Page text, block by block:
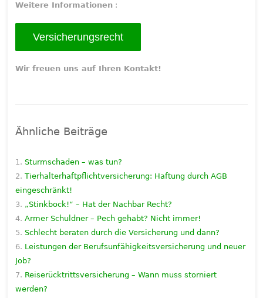
Weitere Informationen :
Versicherungsrecht
Wir freuen uns auf Ihren Kontakt!
Ähnliche Beiträge
Sturmschaden – was tun?
Tierhalterhaftpflichtversicherung: Haftung durch AGB
eingeschränkt!
„Stinkbock!“ – Hat der Nachbar Recht?
Armer Schuldner – Pech gehabt? Nicht immer!
Schlecht beraten durch die Versicherung und dann?
Leistungen der Berufsunfähigkeitsversicherung und neuer
Job?
Reiserücktrittsversicherung – Wann muss storniert
werden?